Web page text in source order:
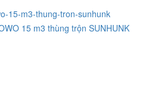
15 m3 thùng trộn SUNHUNK